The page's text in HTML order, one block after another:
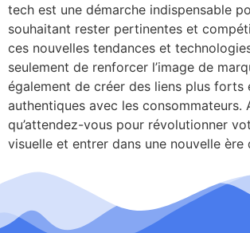
tech est une démarche indispensable
souhaitant rester pertinentes et
ces nouvelles tendances et
seulement de renforcer l’image de
également de créer des liens plus forts
authentiques avec les consommateurs.
qu’attendez-vous pour révolutionner
visuelle et entrer dans une nouvelle ère